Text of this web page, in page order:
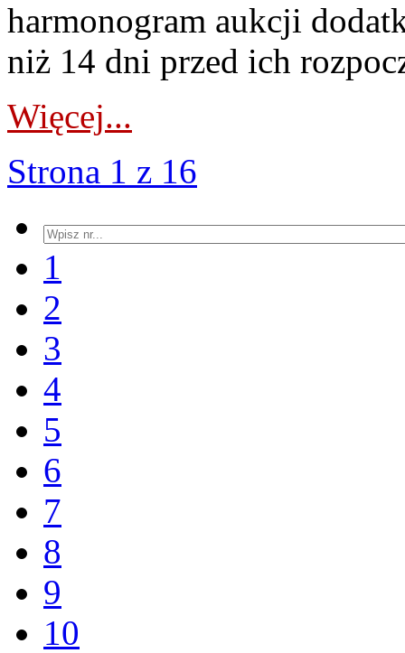
harmonogram aukcji
niż 14 dni przed ich
Więcej...
Strona 1 z 16
1
2
3
4
5
6
7
8
9
10